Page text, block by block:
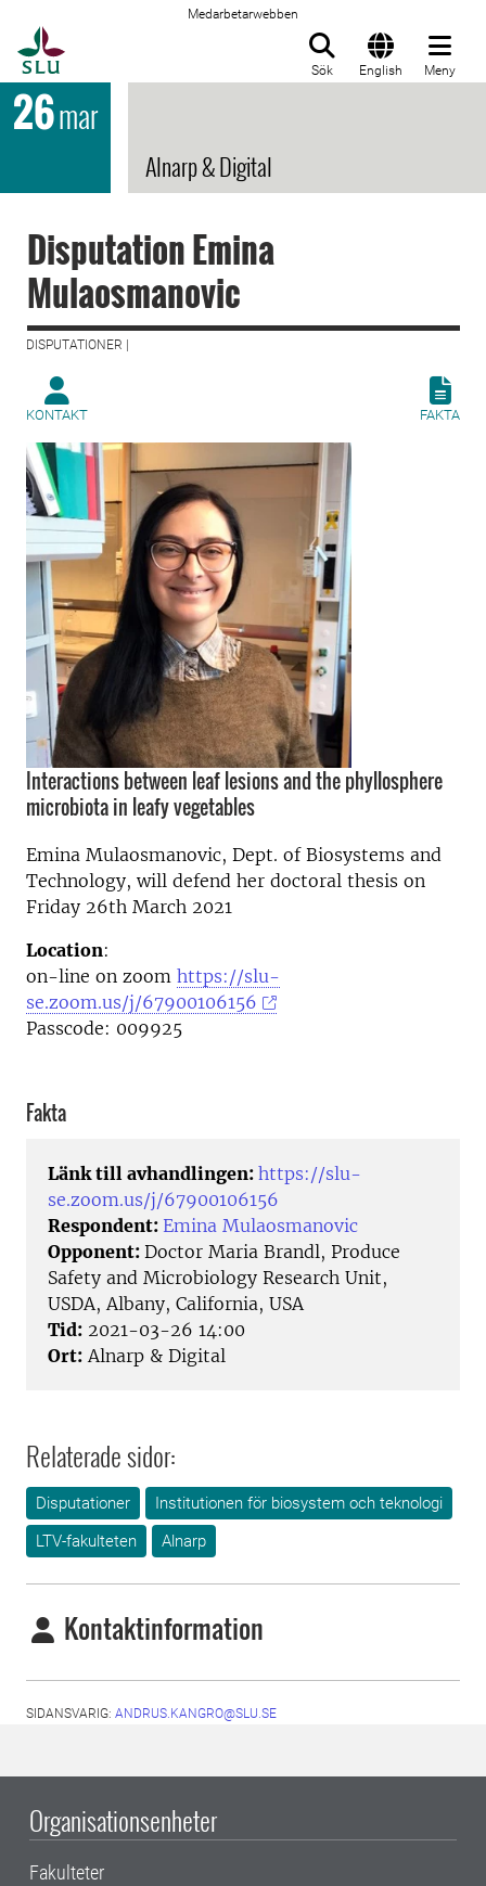
Medarbetarwebben
Sök English Meny
26mar
Alnarp & Digital
Disputation Emina
Mulaosmanovic
DISPUTATIONER |
KONTAKT FAKTA
Interactions between leaf lesions and the phyllosphere
microbiota in leafy vegetables
Emina Mulaosmanovic, Dept. of Biosystems and
Technology, will defend her doctoral thesis on
Friday 26th March 2021
Location:
on-line on zoom https://slu-
se.zoom.us/j/67900106156
Passcode: 009925
Fakta
Länk till avhandlingen: https://slu-
se.zoom.us/j/67900106156
Respondent: Emina Mulaosmanovic
Opponent: Doctor Maria Brandl, Produce
Safety and Microbiology Research Unit,
USDA, Albany, California, USA
Tid: 2021-03-26 14:00
Ort: Alnarp & Digital
Relaterade sidor:
Disputationer
Institutionen för biosystem och teknologi
LTV-fakulteten
Alnarp
Kontaktinformation
SIDANSVARIG: ANDRUS.KANGRO@SLU.SE
Organisationsenheter
Fakulteter